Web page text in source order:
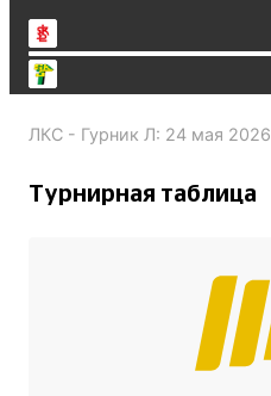
ЛКС - Гурник Л: 24 мая 2026
Турнирная таблица